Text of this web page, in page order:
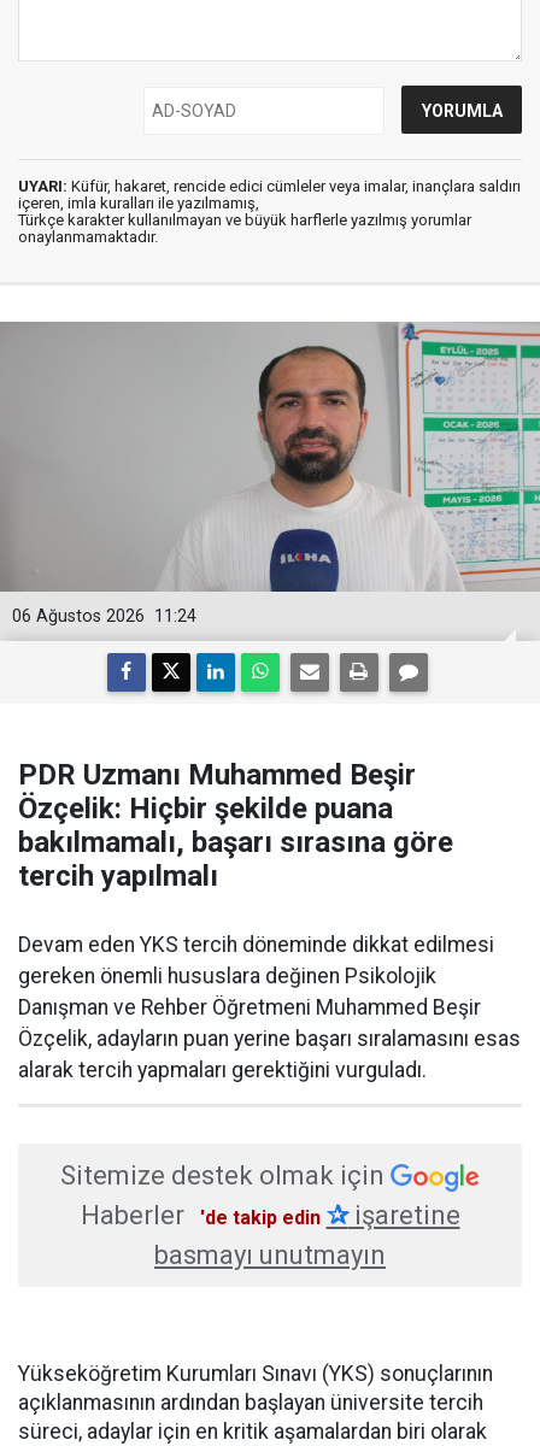
UYARI: Küfür, hakaret, rencide edici cümleler veya imalar, inançlara saldırı
içeren, imla kuralları ile yazılmamış,
Türkçe karakter kullanılmayan ve büyük harflerle yazılmış yorumlar
onaylanmamaktadır.
11:24
06 Ağustos 2026
PDR Uzmanı Muhammed Beşir
Özçelik: Hiçbir şekilde puana
bakılmamalı, başarı sırasına göre
tercih yapılmalı
Devam eden YKS tercih döneminde dikkat edilmesi
gereken önemli hususlara değinen Psikolojik
Danışman ve Rehber Öğretmeni Muhammed Beşir
Özçelik, adayların puan yerine başarı sıralamasını esas
alarak tercih yapmaları gerektiğini vurguladı.
Sitemize destek olmak için
Haberler
'de takip edin ✰işaretine
basmayı unutmayın
Yükseköğretim Kurumları Sınavı (YKS) sonuçlarının
açıklanmasının ardından başlayan üniversite tercih
süreci, adaylar için en kritik aşamalardan biri olarak